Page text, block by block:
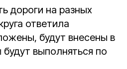
дороги на разных
ответила
будут внесены в
выполняться по